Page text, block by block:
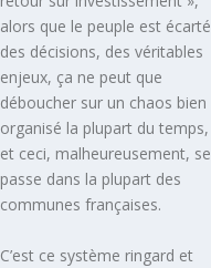
alors que le peuple est écarté
des décisions, des véritables
enjeux, ça ne peut que
déboucher sur un chaos bien
organisé la plupart du temps,
et ceci, malheureusement, se
passe dans la plupart des
communes françaises.
C’est ce système ringard et